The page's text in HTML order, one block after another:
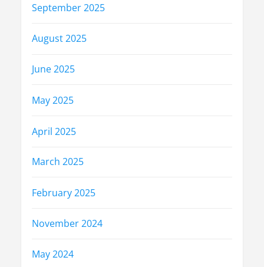
September 2025
August 2025
June 2025
May 2025
April 2025
March 2025
February 2025
November 2024
May 2024